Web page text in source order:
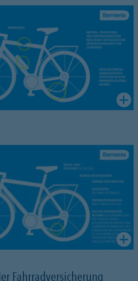
Fahrradversicherung